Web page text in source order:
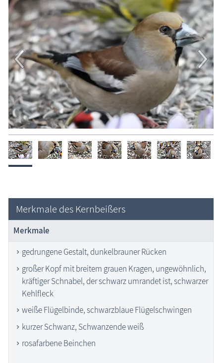
Merkmale des Kernbeißers
Merkmale
gedrungene Gestalt, dunkelbrauner Rücken
großer Kopf mit breitem grauen Kragen, ungewöhnlich,
kräftiger Schnabel, der schwarz umrandet ist, schwarzer
Kehlfleck
weiße Flügelbinde, schwarzblaue Flügelschwingen
kurzer Schwanz, Schwanzende weiß
rosafarbene Beinchen